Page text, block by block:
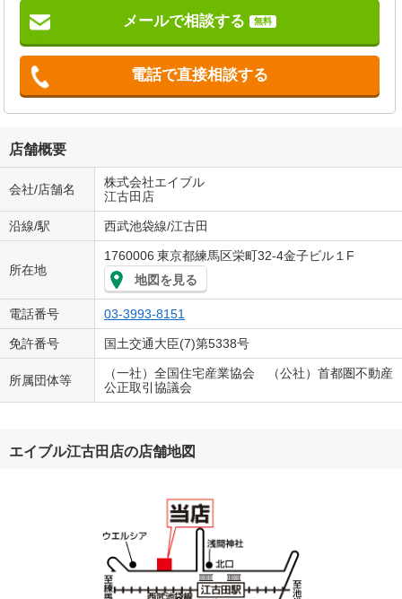
メールで相談する 無料
電話で直接相談する
店舗概要
会社/店舗名
株式会社エイブル
江古田店
沿線/駅 西武池袋線/江古田
所在地
1760006 東京都練馬区栄町32-4金子ビル１F
地図を見る
電話番号 03-3993-8151
免許番号 国土交通大臣(7)第5338号
所属団体等
（一社）全国住宅産業協会 （公社）首都圏不動産
公正取引協議会
エイブル江古田店の店舗地図